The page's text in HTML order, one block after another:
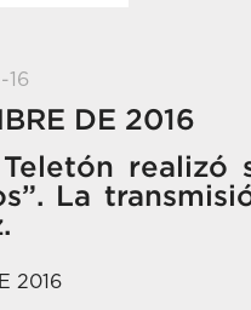
16
DE 2016
La
2016